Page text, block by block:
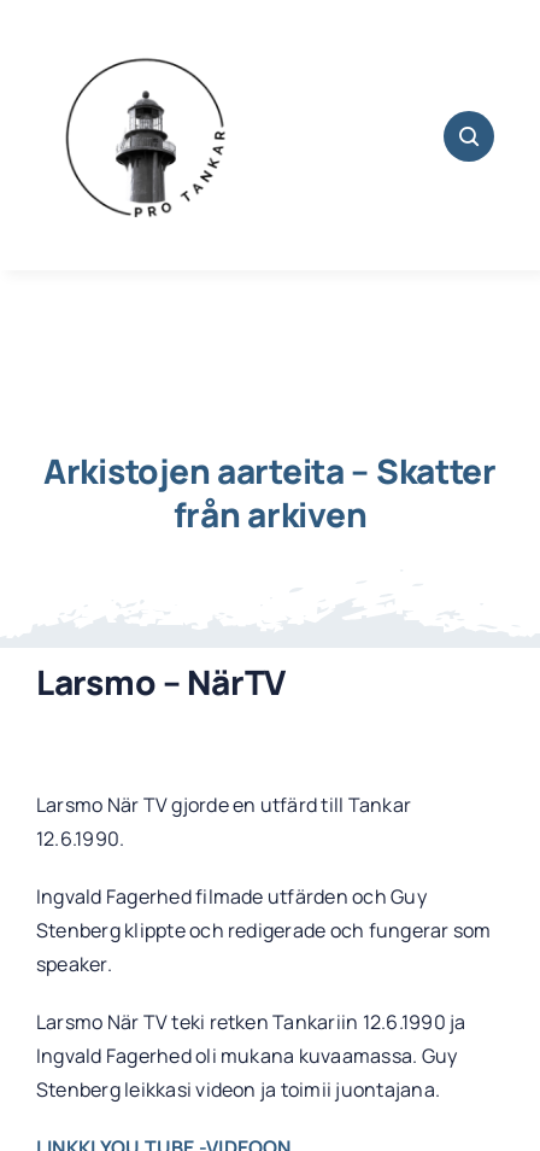
Arkistojen aarteita – Skatter
från arkiven
Larsmo – NärTV
Larsmo När TV gjorde en utfärd till Tankar
12.6.1990.
Ingvald Fagerhed filmade utfärden och Guy
Stenberg klippte och redigerade och fungerar som
speaker.
Larsmo När TV teki retken Tankariin 12.6.1990 ja
Ingvald Fagerhed oli mukana kuvaamassa. Guy
Stenberg leikkasi videon ja toimii juontajana.